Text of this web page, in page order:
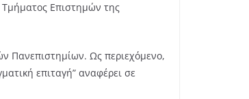
Επιστημών της
Πανεπιστημίων. Ως περιεχόμενο,
επιταγή” αναφέρει σε